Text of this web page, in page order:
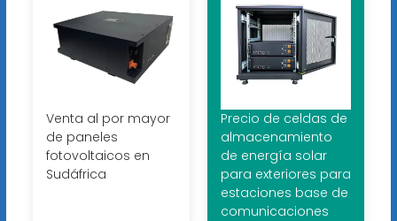
Venta al por mayor
de paneles
fotovoltaicos en
Sudáfrica
Precio de celdas de
almacenamiento
de energía solar
para exteriores para
estaciones base de
comunicaciones